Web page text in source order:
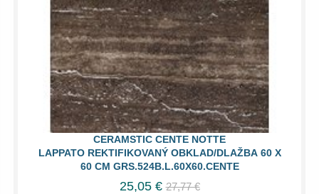
CERAMSTIC CENTE NOTTE
LAPPATO REKTIFIKOVANÝ OBKLAD/DLAŽBA 60 X
60 CM GRS.524B.L.60X60.CENTE
25,05 € 27,77 €